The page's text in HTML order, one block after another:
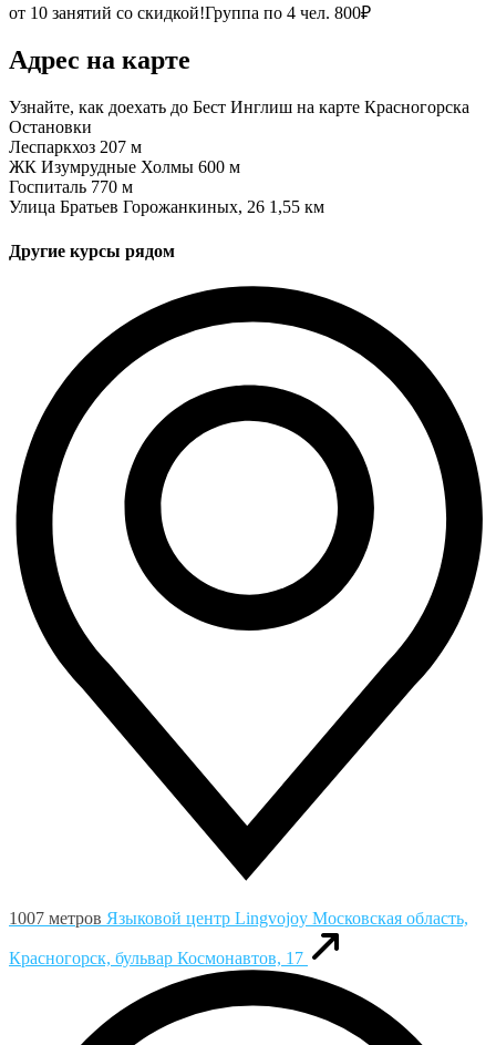
от 10 занятий со скидкой!Группа по 4 чел. 800₽
Адрес на карте
Узнайте, как доехать до Бест Инглиш на карте Красногорска
Остановки
Леспаркхоз 207 м
ЖК Изумрудные Холмы 600 м
Госпиталь 770 м
Улица Братьев Горожанкиных, 26 1,55 км
Другие курсы рядом
1007 метров Языковой центр Lingvojoy Московская область,
Красногорск, бульвар Космонавтов, 17